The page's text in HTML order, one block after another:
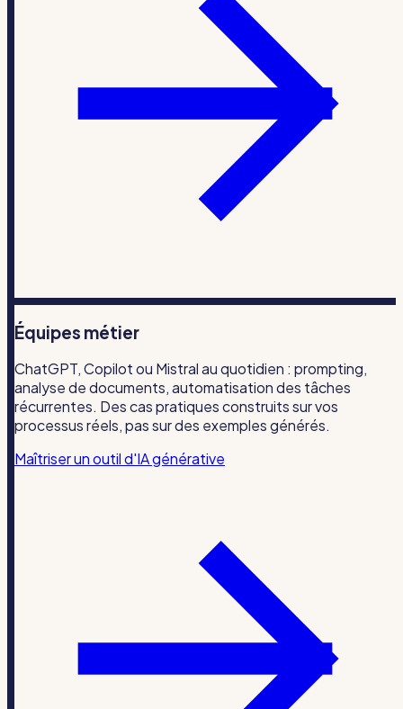
Équipes métier
ChatGPT, Copilot ou Mistral au quotidien : prompting,
analyse de documents, automatisation des tâches
récurrentes. Des cas pratiques construits sur vos
processus réels, pas sur des exemples générés.
Maîtriser un outil d'IA générative